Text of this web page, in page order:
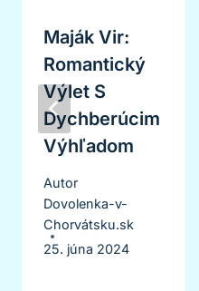
Maják Vir:
Romantický
Výlet S
Dychberúcim
Výhľadom
Autor
Dovolenka-v-
Chorvátsku.sk
25. júna 2024